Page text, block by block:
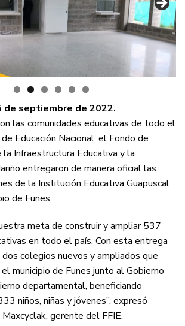
de septiembre de 2022.
las comunidades educativas de todo el
Educación Nacional, el Fondo de
la Infraestructura Educativa y la
entregaron de manera oficial las
de la Institución Educativa Guapuscal
de Funes.
meta de construir y ampliar 537
en todo el país. Con esta entrega
colegios nuevos y ampliados que
municipio de Funes junto al Gobierno
departamental, beneficiando
niños, niñas y jóvenes”, expresó
gerente del FFIE.